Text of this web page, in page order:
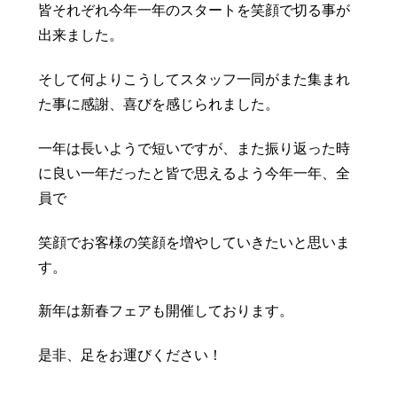
採用情報
皆それぞれ今年一年のスタートを笑顔で切る事が
出来ました。
そして何よりこうしてスタッフ一同がまた集まれ
た事に感謝、喜びを感じられました。
一年は長いようで短いですが、また振り返った時
に良い一年だったと皆で思えるよう今年一年、全
員で
笑顔でお客様の笑顔を増やしていきたいと思いま
す。
新年は新春フェアも開催しております。
是非、足をお運びください！